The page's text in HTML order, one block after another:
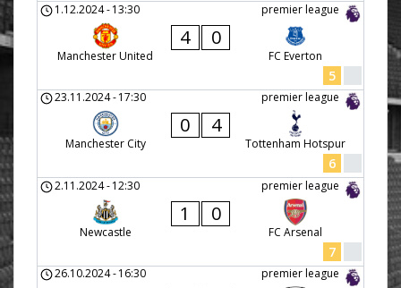
premier league
1.12.2024-13:30
Manchester United
4 0
FC Everton
5
premier league
23.11.2024-17:30
Manchester City
0 4
Tottenham Hotspur
6
premier league
2.11.2024-12:30
Newcastle
1 0
FC Arsenal
7
premier league
26.10.2024-16:30